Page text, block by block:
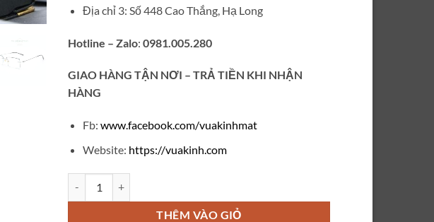
Địa chỉ 3: Số 448 Cao Thắng, Hạ Long
Hotline – Zalo:0981.005.280
GIAO HÀNG TẬN NƠI – TRẢ TIỀN KHI NHẬN
HÀNG
Fb:www.facebook.com/vuakinhmat
Website: https://vuakinh.com
THÊM VÀO GIỎ